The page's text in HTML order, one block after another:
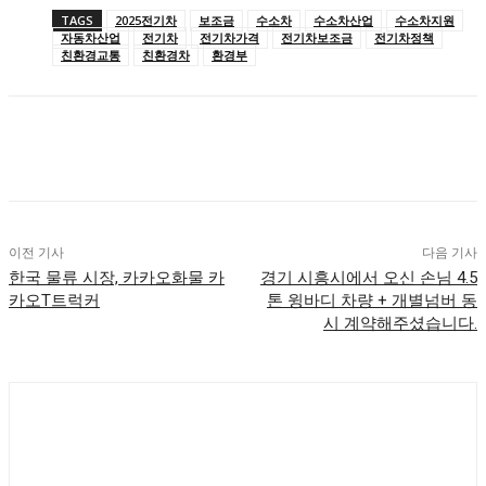
TAGS 2025전기차 보조금 수소차 수소차산업
수소차지원
자동차산업
전기차 전기차가격 전기차보조금
전기차정책
친환경교통
친환경차 환경부
이전 기사
한국 물류 시장, 카카오화물 카
카오T트럭커
다음 기사
경기 시흥시에서 오신 손님 4.5
톤 윙바디 차량 + 개별넘버 동
시 계약해주셨습니다.